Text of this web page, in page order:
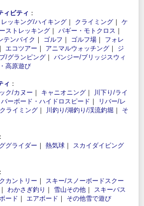
ィビティ ：
レッキング/ハイキング ｜ クライミング ｜ ケ
ストレッキング ｜ バギー・モトクロス ｜
テンバイク ｜ ゴルフ ｜ ゴルフ場 ｜ フォレ
｜ エコツアー ｜ アニマルウォッチング ｜ ジ
/グランピング ｜ バンジー/ブリッジスウィ
高原遊び
ィ ：
ク/カヌー ｜ キャニオニング ｜
川下り/ライ
バーボード・ハイドロスピード ｜
リバー/レ
ライミング ｜ 川釣り/湖釣り/渓流釣堀 ｜ そ
：
グライダー ｜ 熱気球 ｜ スカイダイビング
：
カントリー ｜ スキー/スノーボードスクー
｜ わかさぎ釣り ｜ 雪山その他 ｜ スキーバス
ード ｜ エアボード ｜ その他雪で遊び